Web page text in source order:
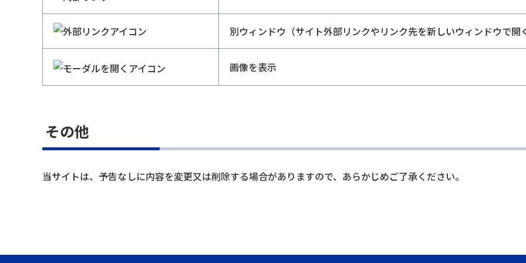
別ウィンドウ（サイト外部リンクやリンク先を新しいウィンドウで開
画像を表示
その他
当サイトは、予告なしに内容を変更又は削除する場合がありますので、あらかじめご了承ください。